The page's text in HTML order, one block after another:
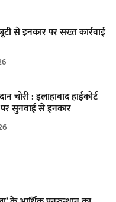
से इनकार पर सख्त कार्रवाई
चोरी : इलाहाबाद हाईकोर्ट
सुनवाई से इनकार